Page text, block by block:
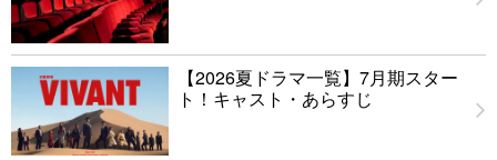
【2026夏ドラマ一覧】7月期スター
ト！キャスト・あらすじ